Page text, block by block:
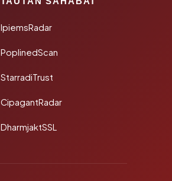
IpiemsRadar
PoplinedScan
StarradiTrust
CipagantRadar
DharmjaktSSL